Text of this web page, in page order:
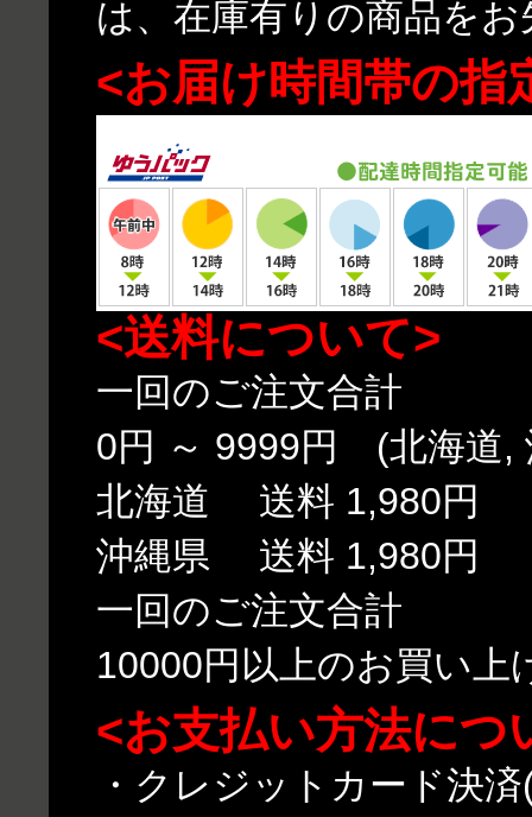
は、在庫有りの商品を
<お届け時間帯の指
<送料について>
一回のご注文合計
0円 ～ 9999円 (北海道,
北海道 送料 1,980円
沖縄県 送料 1,980円
一回のご注文合計
10000円以上のお買い上
<お支払い方法につ
・クレジットカード決